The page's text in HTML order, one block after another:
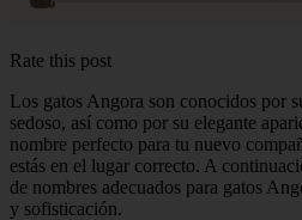
Rate this post
Los gatos Angora son conocidos por
sedoso, así como por su elegante
nombre perfecto para tu nuevo
estás en el lugar correcto. A
de nombres adecuados para gatos
y sofisticación.